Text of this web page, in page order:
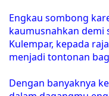
Engkau sombong
kaumusnahkan demi
Kulempar, kepada
menjadi tontonan
Dengan banyaknya